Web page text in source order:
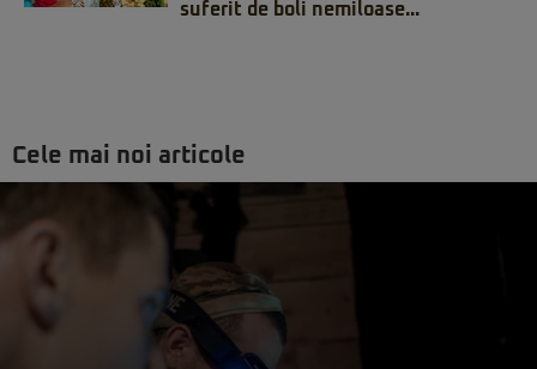
suferit de boli nemiloase...
Cele mai noi articole